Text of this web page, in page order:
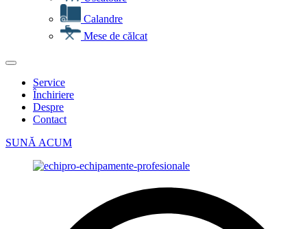
Calandre
Mese de călcat
Service
Închiriere
Despre
Contact
SUNĂ ACUM